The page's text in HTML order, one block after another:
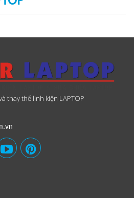
thay thế linh kiện LAPTOP